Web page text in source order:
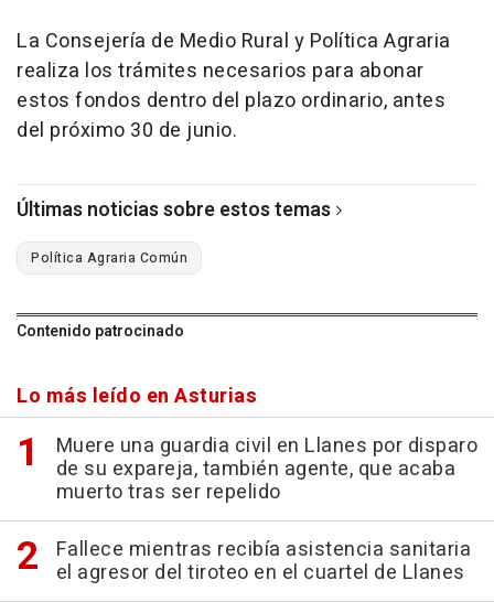
La Consejería de Medio Rural y Política Agraria
realiza los trámites necesarios para abonar
estos fondos dentro del plazo ordinario, antes
del próximo 30 de junio.
Últimas noticias sobre estos temas
Política Agraria Común
Contenido patrocinado
Lo más leído en Asturias
Muere una guardia civil en Llanes por disparo
de su expareja, también agente, que acaba
muerto tras ser repelido
Fallece mientras recibía asistencia sanitaria
el agresor del tiroteo en el cuartel de Llanes